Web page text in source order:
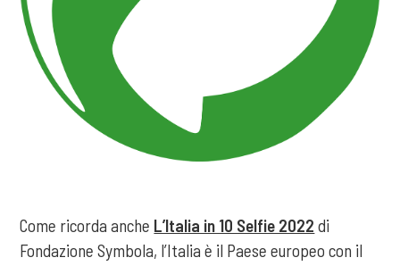
Come ricorda anche L’Italia in 10 Selfie 2022 di
Fondazione Symbola, l’Italia è il Paese europeo con il